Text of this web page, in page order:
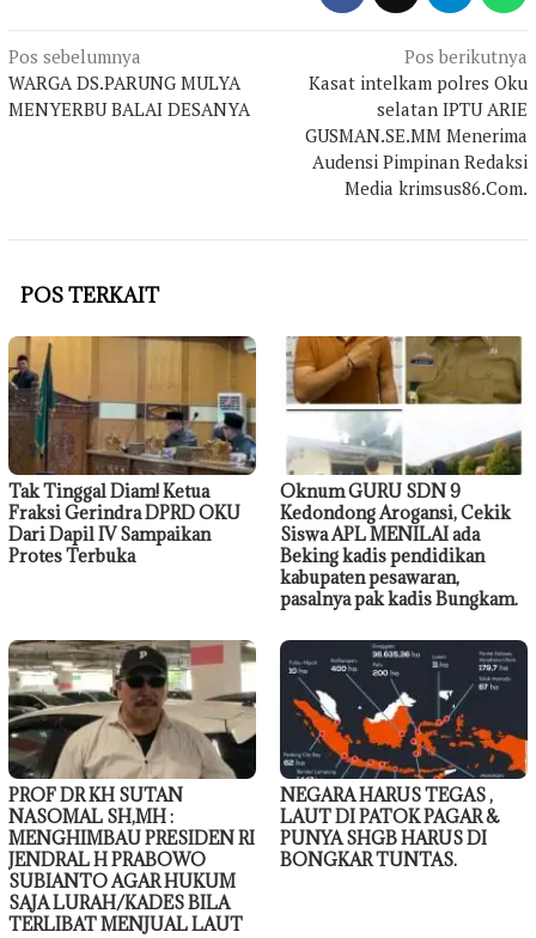
Navigasi
pos
Pos sebelumnya
WARGA DS.PARUNG MULYA
MENYERBU BALAI DESANYA
Pos berikutnya
Kasat intelkam polres Oku
selatan IPTU ARIE
GUSMAN.SE.MM Menerima
Audensi Pimpinan Redaksi
Media krimsus86.Com.
POS TERKAIT
Tak Tinggal Diam! Ketua
Fraksi Gerindra DPRD OKU
Dari Dapil IV Sampaikan
Protes Terbuka
Oknum GURU SDN 9
Kedondong Arogansi, Cekik
Siswa APL MENILAI ada
Beking kadis pendidikan
kabupaten pesawaran,
pasalnya pak kadis Bungkam.
PROF DR KH SUTAN
NASOMAL SH,MH :
MENGHIMBAU PRESIDEN RI
JENDRAL H PRABOWO
SUBIANTO AGAR HUKUM
SAJA LURAH/KADES BILA
TERLIBAT MENJUAL LAUT
NEGARA HARUS TEGAS ,
LAUT DI PATOK PAGAR &
PUNYA SHGB HARUS DI
BONGKAR TUNTAS.